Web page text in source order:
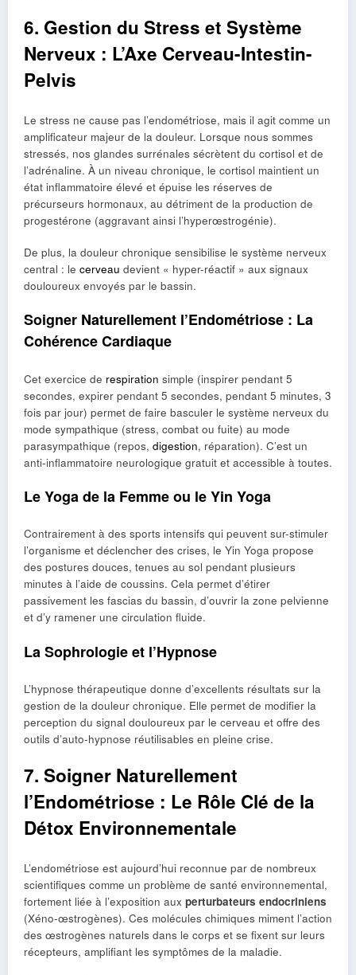
6. Gestion du Stress et Système
Nerveux : L’Axe Cerveau-Intestin-
Pelvis
Le stress ne cause pas l’endométriose, mais il agit comme un
amplificateur majeur de la douleur. Lorsque nous sommes
stressés, nos glandes surrénales sécrètent du cortisol et de
l’adrénaline. À un niveau chronique, le cortisol maintient un
état inflammatoire élevé et épuise les réserves de
précurseurs hormonaux, au détriment de la production de
progestérone (aggravant ainsi l’hyperœstrogénie).
De plus, la douleur chronique sensibilise le système nerveux
central : le cerveau devient « hyper-réactif » aux signaux
douloureux envoyés par le bassin.
Soigner Naturellement l’Endométriose : La
Cohérence Cardiaque
Cet exercice de respiration simple (inspirer pendant 5
secondes, expirer pendant 5 secondes, pendant 5 minutes, 3
fois par jour) permet de faire basculer le système nerveux du
mode sympathique (stress, combat ou fuite) au mode
parasympathique (repos, digestion, réparation). C’est un
anti-inflammatoire neurologique gratuit et accessible à toutes.
Le Yoga de la Femme ou le Yin Yoga
Contrairement à des sports intensifs qui peuvent sur-stimuler
l’organisme et déclencher des crises, le Yin Yoga propose
des postures douces, tenues au sol pendant plusieurs
minutes à l’aide de coussins. Cela permet d’étirer
passivement les fascias du bassin, d’ouvrir la zone pelvienne
et d’y ramener une circulation fluide.
La Sophrologie et l’Hypnose
L’hypnose thérapeutique donne d’excellents résultats sur la
gestion de la douleur chronique. Elle permet de modifier la
perception du signal douloureux par le cerveau et offre des
outils d’auto-hypnose réutilisables en pleine crise.
7. Soigner Naturellement
l’Endométriose : Le Rôle Clé de la
Détox Environnementale
L’endométriose est aujourd’hui reconnue par de nombreux
scientifiques comme un problème de santé environnemental,
fortement liée à l’exposition aux perturbateurs endocriniens
(Xéno-œstrogènes). Ces molécules chimiques miment l’action
des œstrogènes naturels dans le corps et se fixent sur leurs
récepteurs, amplifiant les symptômes de la maladie.